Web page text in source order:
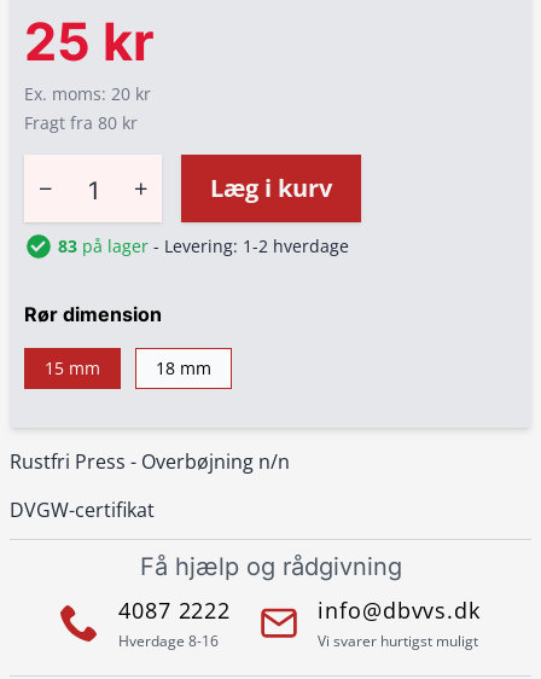
Rustfri Press - Overbøjning n/n
DVGW-certifikat
25 kr
Ex. moms: 20 kr
Fragt fra 80 kr
− + Læg i kurv
83 på lager - Levering: 1-2 hverdage
Rør dimension
15 mm 18 mm
Få hjælp og rådgivning
4087 2222
Hverdage 8-16
info@dbvvs.dk
Vi svarer hurtigst muligt